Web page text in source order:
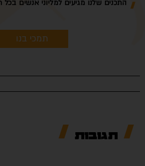
התכנים שלנו מגיעים למליוני אנשים בכל
תמכי בנו
תגובות